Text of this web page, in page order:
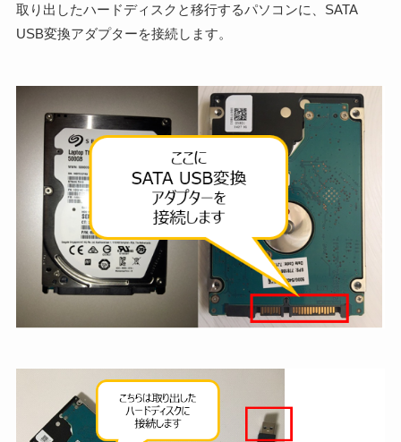
取り出したハードディスクと移行するパソコンに、SATA
USB変換アダプターを接続します。